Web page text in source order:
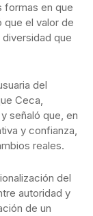
formas en que
que el valor de
que
del
Ceca,
señaló que, en
y confianza,
reales.
del
autoridad y
de un